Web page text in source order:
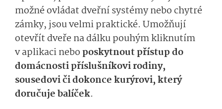
možné ovládat dveřní systémy nebo chytré
zámky, jsou velmi praktické. Umožňují
otevřít dveře na dálku pouhým kliknutím
v aplikaci neboposkytnout přístup do
domácnosti příslušníkovi rodiny,
sousedovi či dokonce kurýrovi, který
doručuje balíček.